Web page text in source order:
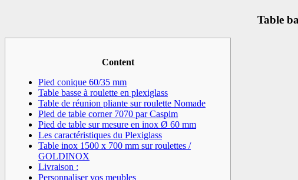
Table
Content
Pied conique 60/35 mm
Table basse à roulette en plexiglass
Table de réunion pliante sur roulette Nomade
Pied de table corner 7070 par Caspim
Pied de table sur mesure en inox Ø 60 mm
Les caractéristiques du Plexiglass
Table inox 1500 x 700 mm sur roulettes /
GOLDINOX
Livraison :
Personnaliser vos meubles